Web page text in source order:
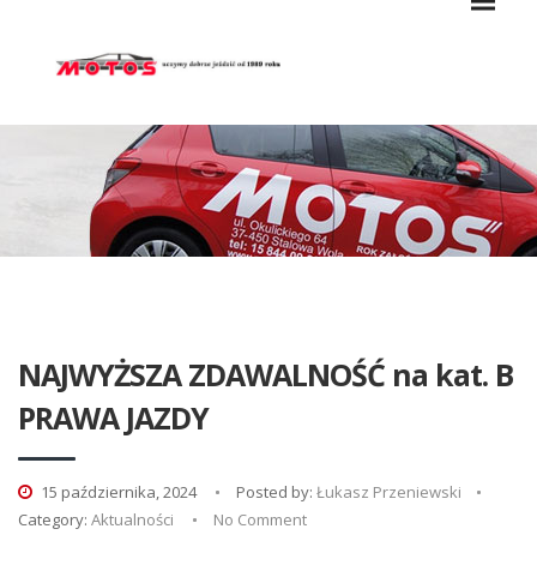
NAJWYŻSZA ZDAWALNOŚĆ na kat. B
PRAWA JAZDY
15 października, 2024 Posted by: Łukasz Przeniewski
Category: Aktualności No Comment